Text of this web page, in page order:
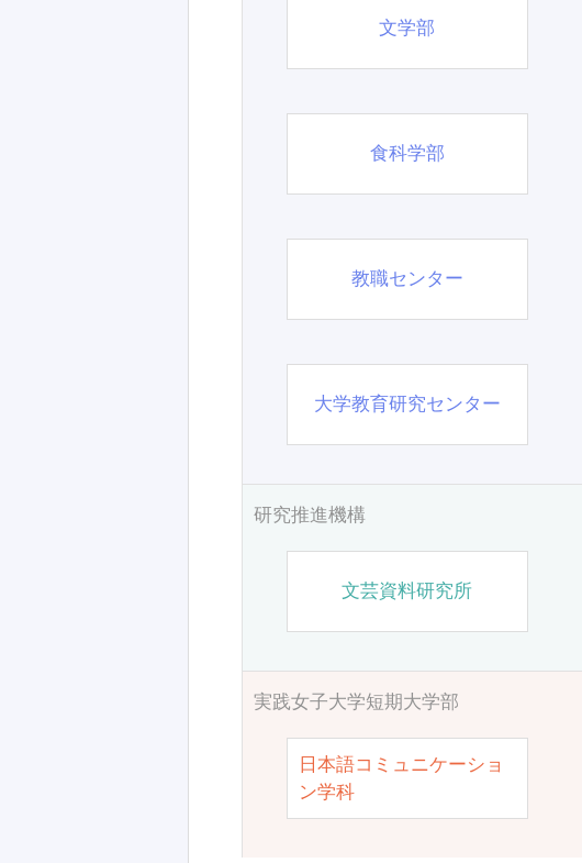
文学部
食科学部
教職センター
大学教育研究センター
研究推進機構
文芸資料研究所
実践女子大学短期大学部
日本語コミュニケーショ
ン学科